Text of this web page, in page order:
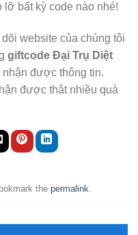
bất kỳ code nào nhé!
dõi website của chúng tôi
giftcode Đại Trụ Diệt
được thông tin.
được thật nhiều quà
the permalink.